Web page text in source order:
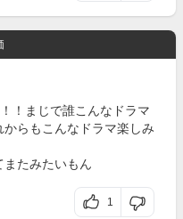
！まじで誰こんなドラマ
らもこんなドラマ楽しみ
たみたいもん
1